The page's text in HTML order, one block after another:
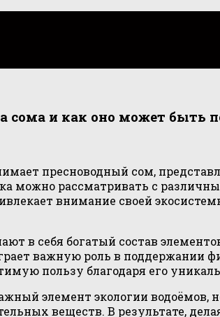
и как оно может быть
пресноводный сом,
можно рассматривать с
внимание своей
в себя богатый состав
важную роль в поддержании
пользу благодаря его
элемент экологии водоёмов,
веществ. В результате,